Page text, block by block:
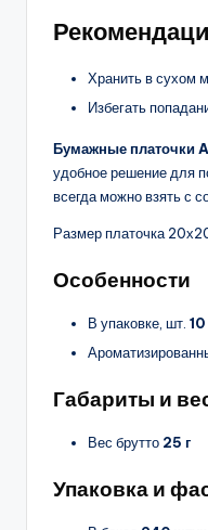
Хранить в сухом
Избегать
Бумажные платочки
удобное решение для
всегда можно взять с
Размер платочка
Особенности
В упаковке, шт. 10
Габариты и
Вес брутто 25 г
Упаковка и